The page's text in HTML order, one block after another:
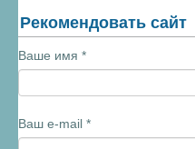
Рекомендовать сайт
Ваше имя *
Ваш e-mail *